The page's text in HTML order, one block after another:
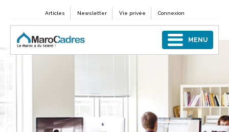
Articles Newsletter Vie privée Connexion
MENU